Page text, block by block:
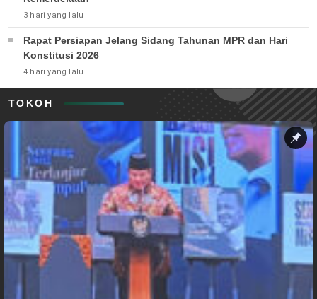
3 hari yang lalu
Rapat Persiapan Jelang Sidang Tahunan MPR dan Hari
Konstitusi 2026
4 hari yang lalu
TOKOH